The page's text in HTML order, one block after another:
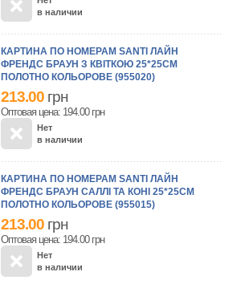
в наличии
КАРТИНА ПО НОМЕРАМ SANTI ЛАЙН
ФРЕНДС БРАУН З КВІТКОЮ 25*25СМ
ПОЛОТНО КОЛЬОРОВЕ (955020)
213.00 грн
Оптовая цена: 194.00 грн
Нет
в наличии
КАРТИНА ПО НОМЕРАМ SANTI ЛАЙН
ФРЕНДС БРАУН САЛЛІ ТА КОНІ 25*25СМ
ПОЛОТНО КОЛЬОРОВЕ (955015)
213.00 грн
Оптовая цена: 194.00 грн
Нет
в наличии